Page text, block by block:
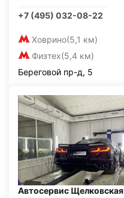
+7 (495) 032-08-22
Ховрино(5,1 км)
Физтех(5,4 км)
Береговой пр-д, 5
Автосервис Щелковская